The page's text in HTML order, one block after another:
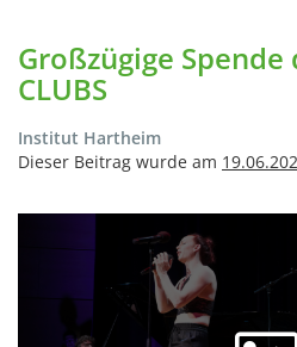
Großzügige Spende
CLUBS
Institut Hartheim
Dieser Beitrag wurde am